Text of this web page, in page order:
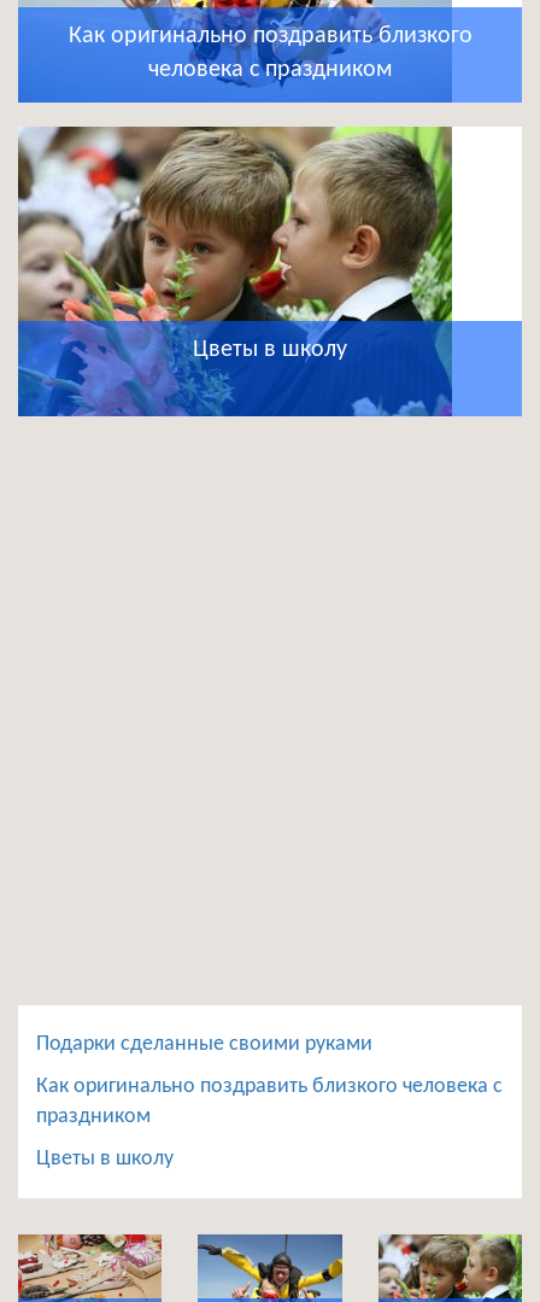
Как оригинально поздравить близкого
человека с праздником
Цветы в школу
Подарки сделанные своими руками
Как оригинально поздравить близкого человека с
праздником
Цветы в школу